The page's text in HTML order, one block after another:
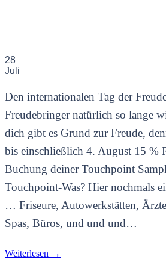
28
Juli
Den internationalen Tag der
Freudebringer natürlich so lange
dich gibt es Grund zur Freude,
bis einschließlich 4. August 15 %
Buchung deiner Touchpoint
Touchpoint-Was? Hier nochmals
… Friseure, Autowerkstätten,
Spas, Büros, und und und…
Weiterlesen →